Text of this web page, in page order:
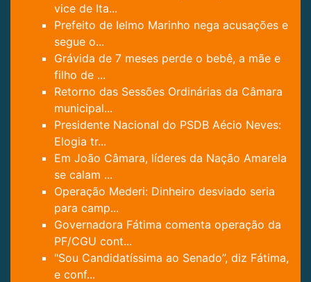
vice de Ita...
Prefeito de Ielmo Marinho nega acusações e
segue o...
Grávida de 7 meses perde o bebê, a mãe e
filho de ...
Retorno das Sessões Ordinárias da Câmara
municipal...
Presidente Nacional do PSDB Aécio Neves:
Elogia tr...
Em João Câmara, líderes da Nação Amarela
se calam ...
Operação Mederi: Dinheiro desviado seria
para camp...
Governadora Fátima comenta operação da
PF/CGU cont...
"Sou Candidatíssima ao Senado”, diz Fátima,
e conf...